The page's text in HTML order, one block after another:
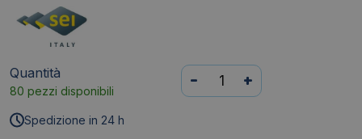
Quantità
80 pezzi disponibili
Buste
perforate
- +
Spedizione in 24 h